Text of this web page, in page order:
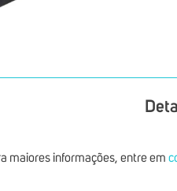
maiores informações, entre em